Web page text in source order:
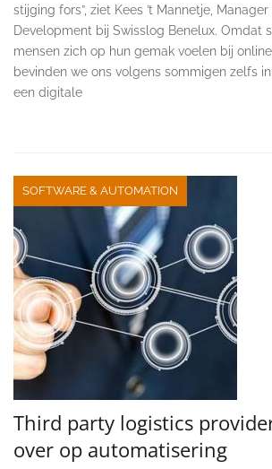
stijging fors”, ziet Kees ’t Mannetje, Manager
Development bij Swisslog Benelux. Omdat
mensen zich op hun gemak voelen bij
bevinden we ons volgens sommigen zelfs
een digitale
SOFTWARE & AUTOMATION
Third party logistics
over op automatisering